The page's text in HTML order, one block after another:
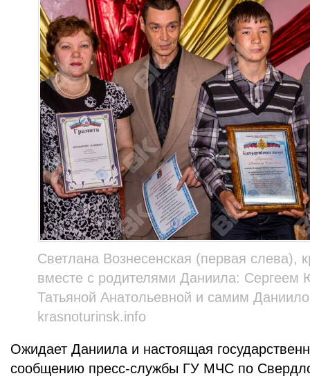
Светлана Вознесенская (первая слева),
вместе с родителями Даниила: Сергеем
Татьяной Анатольевной и самим
krasnoturinsk.info
Ожидает Даниила и настоящая
сообщению пресс-службы ГУ МЧС по